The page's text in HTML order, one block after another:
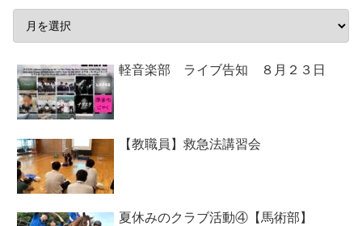
軽音楽部 ライブ告知 ８月２３日
【教職員】救急法講習会
夏休みのクラブ活動④【馬術部】